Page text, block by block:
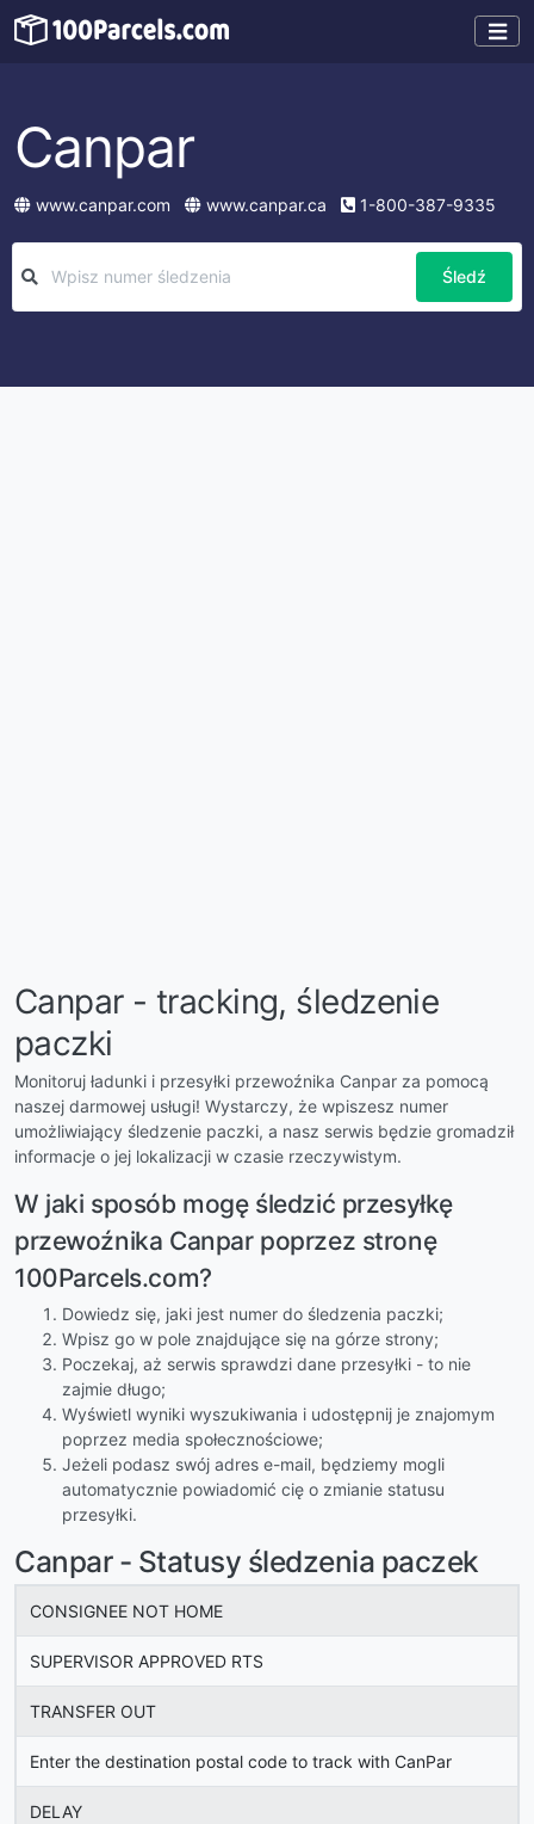
Canpar
www.canpar.com www.canpar.ca 1-800-387-9335
Śledź
Canpar - tracking, śledzenie
paczki
Monitoruj ładunki i przesyłki przewoźnika Canpar za pomocą
naszej darmowej usługi! Wystarczy, że wpiszesz numer
umożliwiający śledzenie paczki, a nasz serwis będzie gromadził
informacje o jej lokalizacji w czasie rzeczywistym.
W jaki sposób mogę śledzić przesyłkę
przewoźnika Canpar poprzez stronę
100Parcels.com?
Dowiedz się, jaki jest numer do śledzenia paczki;
Wpisz go w pole znajdujące się na górze strony;
Poczekaj, aż serwis sprawdzi dane przesyłki - to nie
zajmie długo;
Wyświetl wyniki wyszukiwania i udostępnij je znajomym
poprzez media społecznościowe;
Jeżeli podasz swój adres e-mail, będziemy mogli
automatycznie powiadomić cię o zmianie statusu
przesyłki.
Canpar - Statusy śledzenia paczek
CONSIGNEE NOT HOME
SUPERVISOR APPROVED RTS
TRANSFER OUT
Enter the destination postal code to track with CanPar
DELAY